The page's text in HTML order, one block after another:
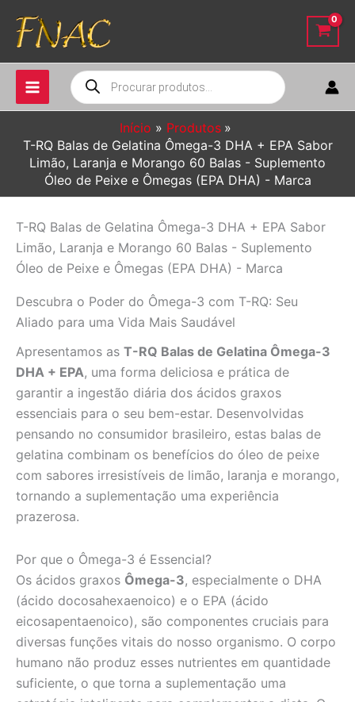
para
conteúdo
Pesquisar
produtos
Início
Produtos
T-RQ Balas de Gelatina Ômega-3 DHA + EPA Sabor
Limão, Laranja e Morango 60 Balas - Suplemento
Óleo de Peixe e Ômegas (EPA DHA) - Marca
T-RQ Balas de Gelatina Ômega-3 DHA + EPA Sabor
Limão, Laranja e Morango 60 Balas - Suplemento
Óleo de Peixe e Ômegas (EPA DHA) - Marca
Descubra o Poder do Ômega-3 com T-RQ: Seu
Aliado para uma Vida Mais Saudável
Apresentamos as T-RQ Balas de Gelatina Ômega-3
DHA + EPA, uma forma deliciosa e prática de
garantir a ingestão diária dos ácidos graxos
essenciais para o seu bem-estar. Desenvolvidas
pensando no consumidor brasileiro, estas balas de
gelatina combinam os benefícios do óleo de peixe
com sabores irresistíveis de limão, laranja e morango,
tornando a suplementação uma experiência
prazerosa.
Por que o Ômega-3 é Essencial?
Os ácidos graxos Ômega-3, especialmente o DHA
(ácido docosahexaenoico) e o EPA (ácido
eicosapentaenoico), são componentes cruciais para
diversas funções vitais do nosso organismo. O corpo
humano não produz esses nutrientes em quantidade
suficiente, o que torna a suplementação uma